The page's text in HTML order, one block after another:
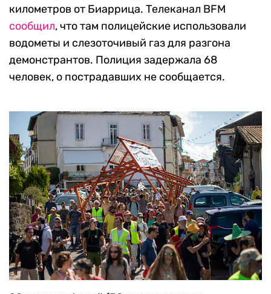
километров от Биаррица. Телеканал BFM
сообщил, что там полицейские использовали
водометы и слезоточивый газ для разгона
демонстрантов. Полиция задержала 68
человек, о пострадавших не сообщается.